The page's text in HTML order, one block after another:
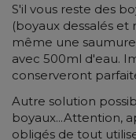
S'il vous reste des
(boyaux dessalés et
même une
avec 500ml d'eau.
conserveront
Autre solution
boyaux...Attention,
obligés de tout